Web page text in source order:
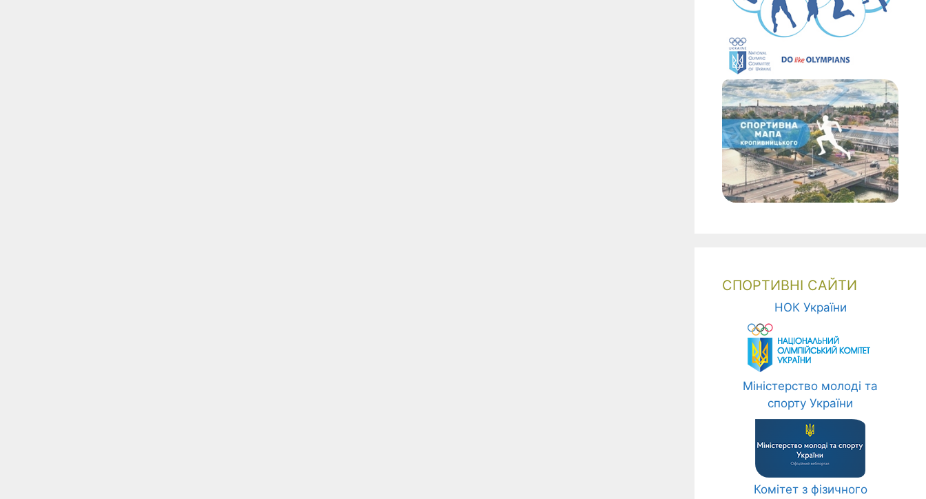
СПОРТИВНІ САЙТИ
НОК України
Міністерство молоді та
спорту України
Комітет з фізичного